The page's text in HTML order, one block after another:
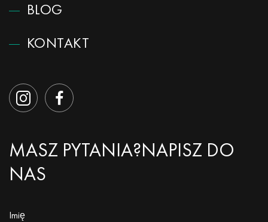
BLOG
KONTAKT
MASZ PYTANIA?NAPISZ DO
NAS
Imię